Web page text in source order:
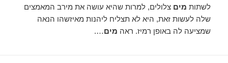
לשתות מים צלולים, למרות שהיא עושה את מירב המאמצים
שלה לעשות זאת, היא לא תצליח ליהנות מאיזשהו הנאה
שמציעה לה באופן רמיז. ראה מים….